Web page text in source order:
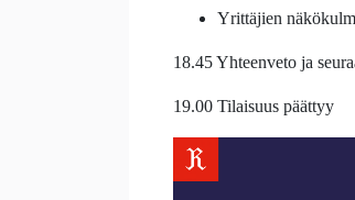
Yrittäjien
18.45 Yhteenveto ja
19.00 Tilaisuus päättyy